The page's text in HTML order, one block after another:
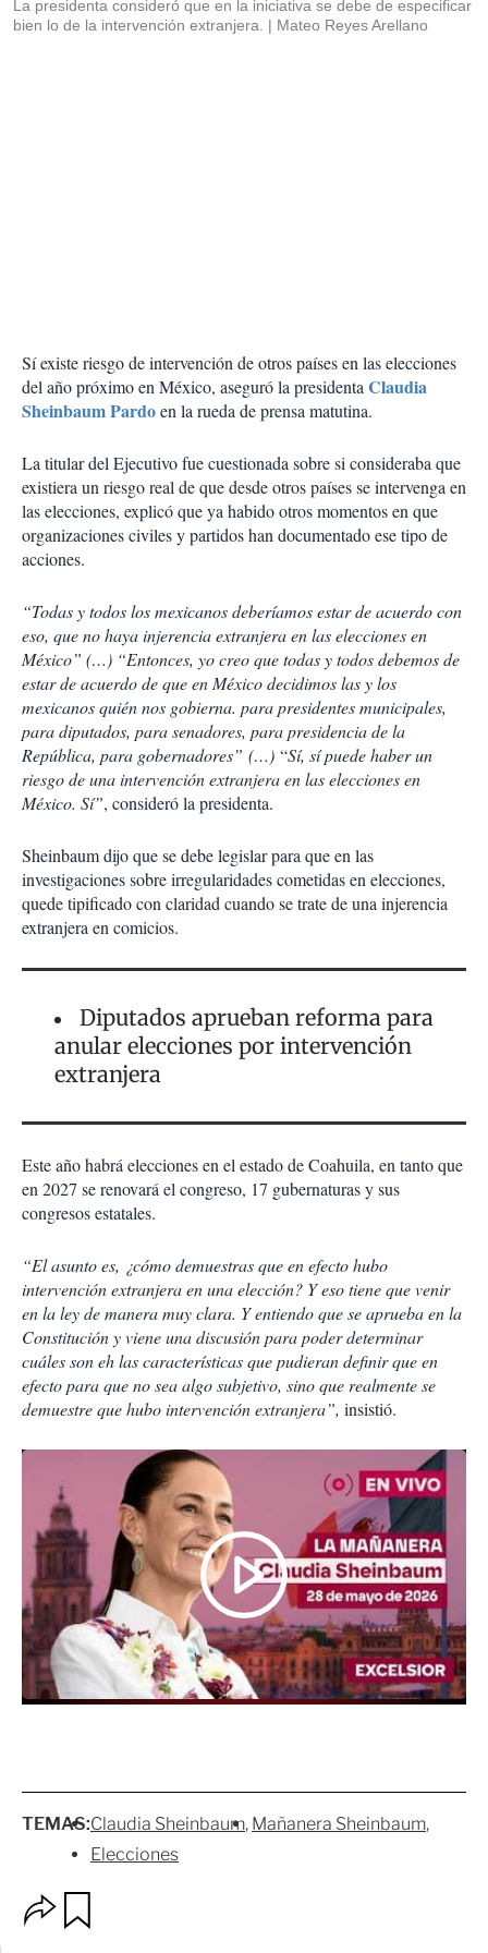
La presidenta consideró que en la iniciativa se debe de especificar
bien lo de la intervención extranjera.
Mateo Reyes Arellano
Sí existe riesgo de intervención de otros países en las elecciones
del año próximo en México, aseguró la presidentaClaudia
Sheinbaum Pardoen la rueda de prensa matutina.
La titular del Ejecutivo fue cuestionada sobre si consideraba que
existiera un riesgo real de que desde otros países se intervenga en
las elecciones, explicó que ya habido otros momentos en que
organizaciones civiles y partidos han documentado ese tipo de
acciones.
“Todas y todos los mexicanos deberíamos estar de acuerdo con
eso, que no haya injerencia extranjera en las elecciones en
México” (…) “Entonces, yo creo que todas y todos debemos de
estar de acuerdo de que en México decidimos las y los
mexicanos quién nos gobierna. para presidentes municipales,
para diputados, para senadores, para presidencia de la
República, para gobernadores” (…) “Sí, sí puede haber un
riesgo de una intervención extranjera en las elecciones en
México. Sí”, consideró la presidenta.
Sheinbaum dijo que se debe legislar para que en las
investigaciones sobre irregularidades cometidas en elecciones,
quede tipificado con claridad cuando se trate de una injerencia
extranjera en comicios.
Diputados aprueban reforma para
anular elecciones por intervención
extranjera
Este año habrá elecciones en el estado de Coahuila, en tanto que
en 2027 se renovará el congreso, 17 gubernaturas y sus
congresos estatales.
“El asunto es, ¿cómo demuestras que en efecto hubo
intervención extranjera en una elección? Y eso tiene que venir
en la ley de manera muy clara. Y entiendo que se aprueba en la
Constitución y viene una discusión para poder determinar
cuáles son eh las características que pudieran definir que en
efecto para que no sea algo subjetivo, sino que realmente se
demuestre que hubo intervención extranjera”, insistió.
TEMAS:Claudia Sheinbaum Mañanera Sheinbaum
Elecciones